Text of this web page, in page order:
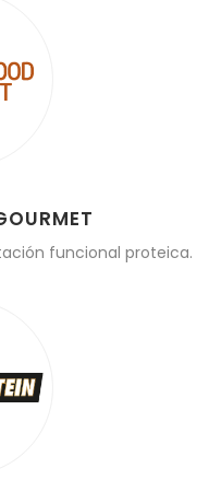
funcional proteica.